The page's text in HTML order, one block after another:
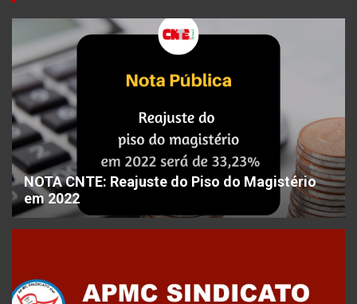
NOTA CNTE: Reajuste do Piso do Magistério
em 2022